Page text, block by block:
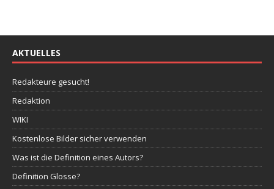
AKTUELLES
Redakteure gesucht!
Redaktion
WIKI
Kostenlose Bilder sicher verwenden
Was ist die Definition eines Autors?
Definition Glosse?